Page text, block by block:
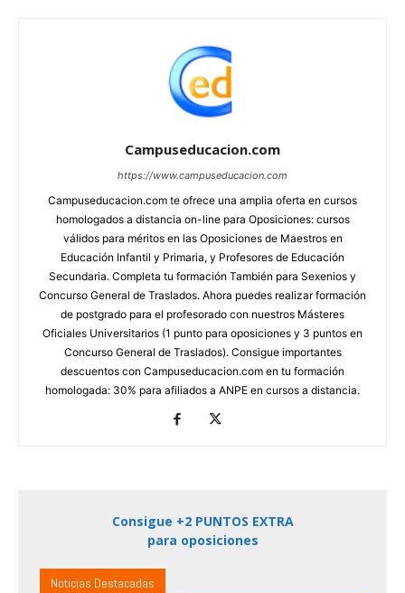
Campuseducacion.com
https://www.campuseducacion.com
Campuseducacion.com te ofrece una amplia oferta en cursos
homologados a distancia on-line para Oposiciones: cursos
válidos para méritos en las Oposiciones de Maestros en
Educación Infantil y Primaria, y Profesores de Educación
Secundaria. Completa tu formación También para Sexenios y
Concurso General de Traslados. Ahora puedes realizar formación
de postgrado para el profesorado con nuestros Másteres
Oficiales Universitarios (1 punto para oposiciones y 3 puntos en
Concurso General de Traslados). Consigue importantes
descuentos con Campuseducacion.com en tu formación
homologada: 30% para afiliados a ANPE en cursos a distancia.
Consigue +2 PUNTOS EXTRA
para oposiciones
Noticias Destacadas